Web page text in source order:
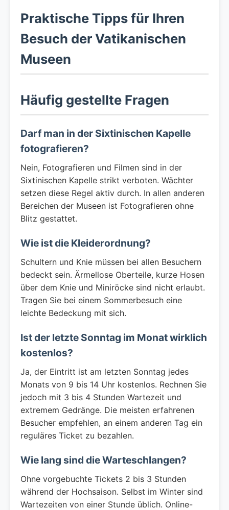
Praktische Tipps für Ihren
Besuch der Vatikanischen
Museen
Häufig gestellte Fragen
Darf man in der Sixtinischen Kapelle
fotografieren?
Nein, Fotografieren und Filmen sind in der
Sixtinischen Kapelle strikt verboten. Wächter
setzen diese Regel aktiv durch. In allen anderen
Bereichen der Museen ist Fotografieren ohne
Blitz gestattet.
Wie ist die Kleiderordnung?
Schultern und Knie müssen bei allen Besuchern
bedeckt sein. Ärmellose Oberteile, kurze Hosen
über dem Knie und Miniröcke sind nicht erlaubt.
Tragen Sie bei einem Sommerbesuch eine
leichte Bedeckung mit sich.
Ist der letzte Sonntag im Monat wirklich
kostenlos?
Ja, der Eintritt ist am letzten Sonntag jedes
Monats von 9 bis 14 Uhr kostenlos. Rechnen Sie
jedoch mit 3 bis 4 Stunden Wartezeit und
extremem Gedränge. Die meisten erfahrenen
Besucher empfehlen, an einem anderen Tag ein
reguläres Ticket zu bezahlen.
Wie lang sind die Warteschlangen?
Ohne vorgebuchte Tickets 2 bis 3 Stunden
während der Hochsaison. Selbst im Winter sind
Wartezeiten von einer Stunde üblich. Online-